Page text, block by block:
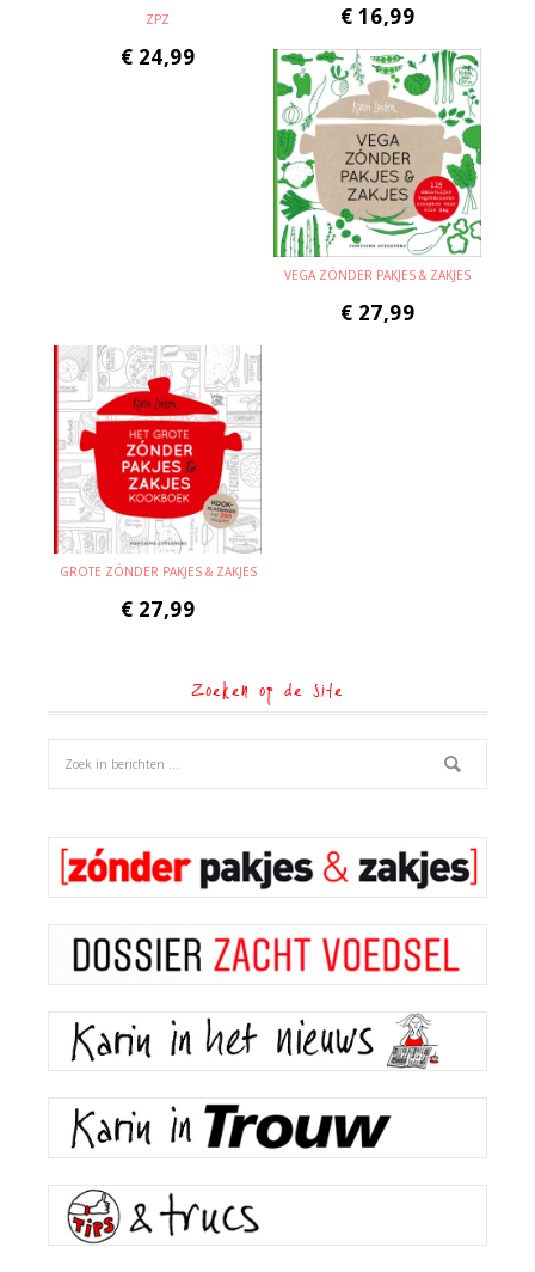
ZPZ
€ 24,99
€ 16,99
VEGA ZÓNDER PAKJES & ZAKJES
€ 27,99
GROTE ZÓNDER PAKJES & ZAKJES
€ 27,99
Zoeken op de site